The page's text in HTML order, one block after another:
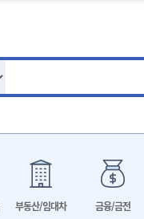
부동산/임대차 금융/금전